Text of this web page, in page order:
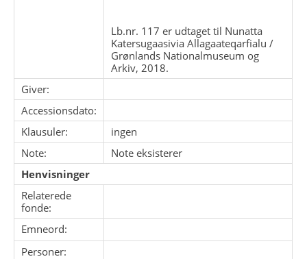
Lb.nr. 117 er udtaget til Nunatta
Katersugaasivia Allagaateqarfialu /
Grønlands Nationalmuseum og
Arkiv, 2018.
Giver:
Accessionsdato:
Klausuler:
ingen
Note:
Note eksisterer
Henvisninger
Relaterede
fonde:
Emneord:
Personer: